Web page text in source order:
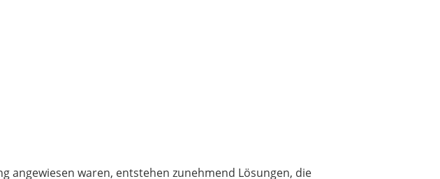
angewiesen waren, entstehen zunehmend Lösungen, die